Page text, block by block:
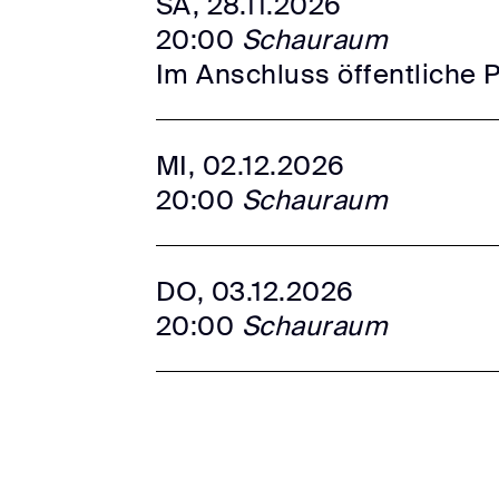
20:00 Schauraum
Im Anschluss öffentliche
MI, 02.12.2026
20:00 Schauraum
DO, 03.12.2026
20:00 Schauraum